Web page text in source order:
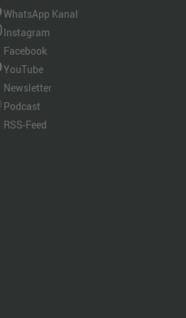
WhatsApp Kanal
Instagram
Facebook
YouTube
Newsletter
Podcast
RSS-Feed